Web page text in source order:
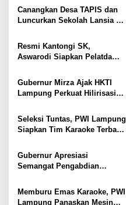
p
o
s
Tiga Venue Pelaksanaan
Soeratin Cup Piala Gubernur
Canangkan Desa TAPIS dan
Luncurkan Sekolah Lansia di
TP PKK Lampung Dorong
Pembangunan SDM Dimulai
Resmi Kantongi SK,
Aswarodi Siapkan Pelatda
Menuju Porwanas 2027
Gubernur Mirza Ajak HKTI
Lampung Perkuat Hilirisasi
Kesejahteraan Petani
Seleksi Tuntas, PWI Lampung
Siapkan Tim Karaoke Terbaik
Gubernur Apresiasi
Semangat Pengabdian
Menjaga Stabilitas Lampung
Memburu Emas Karaoke, PWI
Lampung Panaskan Mesin